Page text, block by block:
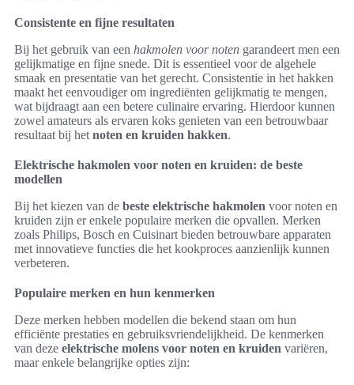
Consistente en fijne resultaten
Bij het gebruik van een hakmolen voor noten garandeert men een
gelijkmatige en fijne snede. Dit is essentieel voor de algehele
smaak en presentatie van het gerecht. Consistentie in het hakken
maakt het eenvoudiger om ingrediënten gelijkmatig te mengen,
wat bijdraagt aan een betere culinaire ervaring. Hierdoor kunnen
zowel amateurs als ervaren koks genieten van een betrouwbaar
resultaat bij het noten en kruiden hakken.
Elektrische hakmolen voor noten en kruiden: de beste
modellen
Bij het kiezen van de beste elektrische hakmolen voor noten en
kruiden zijn er enkele populaire merken die opvallen. Merken
zoals Philips, Bosch en Cuisinart bieden betrouwbare apparaten
met innovatieve functies die het kookproces aanzienlijk kunnen
verbeteren.
Populaire merken en hun kenmerken
Deze merken hebben modellen die bekend staan om hun
efficiënte prestaties en gebruiksvriendelijkheid. De kenmerken
van deze elektrische molens voor noten en kruiden variëren,
maar enkele belangrijke opties zijn: